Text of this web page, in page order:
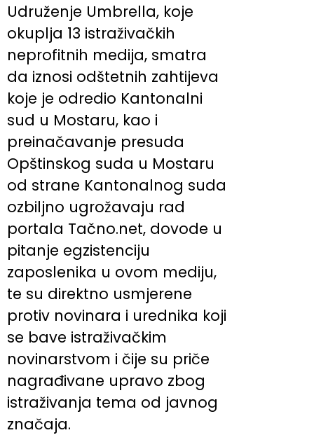
Udruženje Umbrella, koje
okuplja 13 istraživačkih
neprofitnih medija, smatra
da iznosi odštetnih zahtijeva
koje je odredio Kantonalni
sud u Mostaru, kao i
preinačavanje presuda
Opštinskog suda u Mostaru
od strane Kantonalnog suda
ozbiljno ugrožavaju rad
portala Tačno.net, dovode u
pitanje egzistenciju
zaposlenika u ovom mediju,
te su direktno usmjerene
protiv novinara i urednika koji
se bave istraživačkim
novinarstvom i čije su priče
nagrađivane upravo zbog
istraživanja tema od javnog
značaja.